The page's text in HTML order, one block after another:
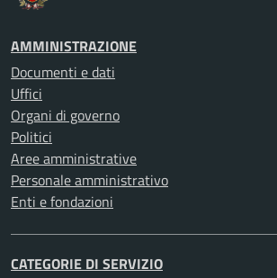
AMMINISTRAZIONE
Documenti e dati
Uffici
Organi di governo
Politici
Aree amministrative
Personale amministrativo
Enti e fondazioni
CATEGORIE DI SERVIZIO